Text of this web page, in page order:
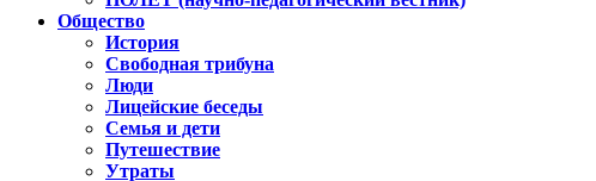
Общество
История
Свободная трибуна
Люди
Лицейские беседы
Семья и дети
Путешествие
Утраты